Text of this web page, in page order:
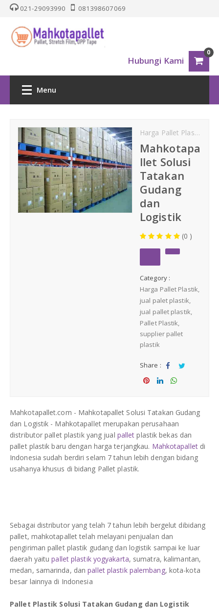
021-29093990 081398607069
Hubungi Kami
0
Menu
PALLET PLASTIK
Nestable
One Way Series
Strapping Band
Plastik PE
DAFTAR ISI
KONTAK
Harga Pallet Plastik
Mahkotapa
llet Solusi
Tatakan
Gudang
dan
Logistik
(0 )
Category :
Harga Pallet Plastik
jual palet plastik
jual pallet plastik
Pallet Plastik
supplier pallet
plastik
Share :
Sha Tw
Mahkotapallet.com - Mahkotapallet Solusi Tatakan Gudang
dan Logistik - Mahkotapallet merupakan perusahaan
distributor pallet plastik yang jual pallet plastik bekas dan
pallet plastik baru dengan harga terjangkau. Mahkotapalletdi
Indonesia sudah berdiri selam 7 tahun lebih dengan bidang
usahanya khusus di bidang Pallet plastik.
Sebagai distributor yang telah 7 tahun lebih bergelut dibidang
pallet, mahkotapallet telah melayani penjualan dan
pengiriman pallet plastik gudang dan logistik sampai ke luar
daerah yaitupallet plastik yogyakarta, sumatra, kalimantan,
medan, samarinda, danpallet plastik palembang, kota-kota
besar lainnya di Indonesia
Pallet Plastik Solusi Tatakan Gudang dan Logistik